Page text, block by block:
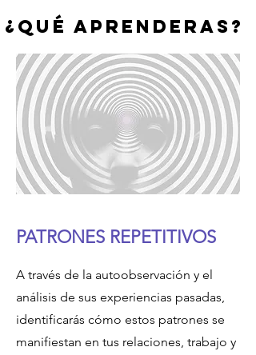
¿Qué aprenderas?
PATRONES REPETITIVOS
A través de la autoobservación y el
análisis de sus experiencias pasadas,
identificarás cómo estos patrones se
manifiestan en tus relaciones, trabajo y